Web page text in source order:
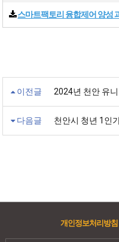
스마트팩토리 융합제어 양성
이전글
2024년 천안 유
다음글
천안시 청년 1인
개인정보처리방침